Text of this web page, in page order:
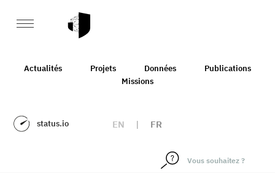
Actualités Projets Données
Publications
Missions
status.io EN | FR